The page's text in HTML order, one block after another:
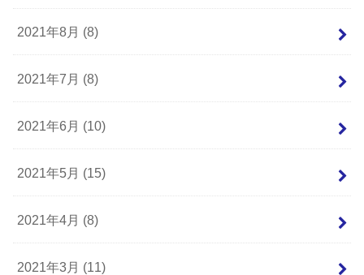
2021年8月 (8)
2021年7月 (8)
2021年6月 (10)
2021年5月 (15)
2021年4月 (8)
2021年3月 (11)